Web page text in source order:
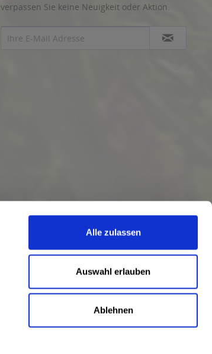
Alle zulassen
Auswahl erlauben
Ablehnen
verpassen Sie keine Neuigkeit oder Aktion.